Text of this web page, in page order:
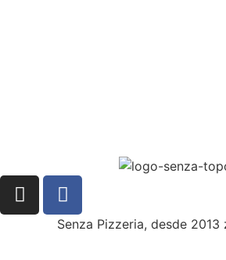
Senza Pizzeria, desde 2013